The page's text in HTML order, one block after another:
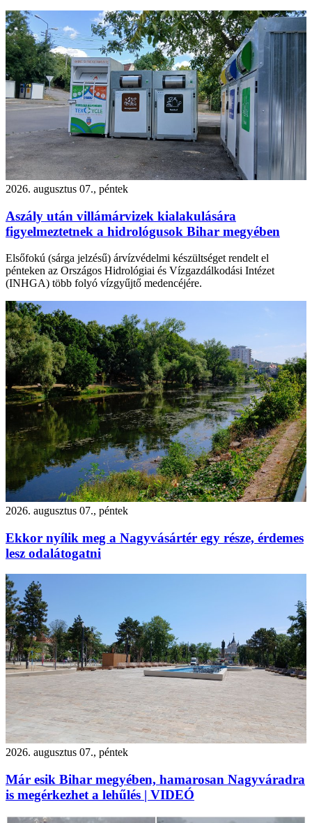
2026. augusztus 07., péntek
Aszály után villámárvizek kialakulására
figyelmeztetnek a hidrológusok Bihar megyében
Elsőfokú (sárga jelzésű) árvízvédelmi készültséget rendelt el
pénteken az Országos Hidrológiai és Vízgazdálkodási Intézet
(INHGA) több folyó vízgyűjtő medencéjére.
2026. augusztus 07., péntek
Ekkor nyílik meg a Nagyvásártér egy része, érdemes
lesz odalátogatni
2026. augusztus 07., péntek
Már esik Bihar megyében, hamarosan Nagyváradra
is megérkezhet a lehűlés | VIDEÓ